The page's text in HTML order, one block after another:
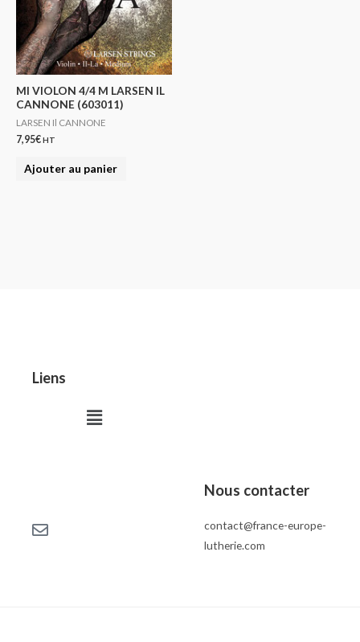
MI VIOLON 4/4 M LARSEN IL
CANNONE (603011)
LARSEN Il CANNONE
7,95€HT
Ajouter au panier
Liens
Menu
Nous contacter
contact@france-europe-
lutherie.com